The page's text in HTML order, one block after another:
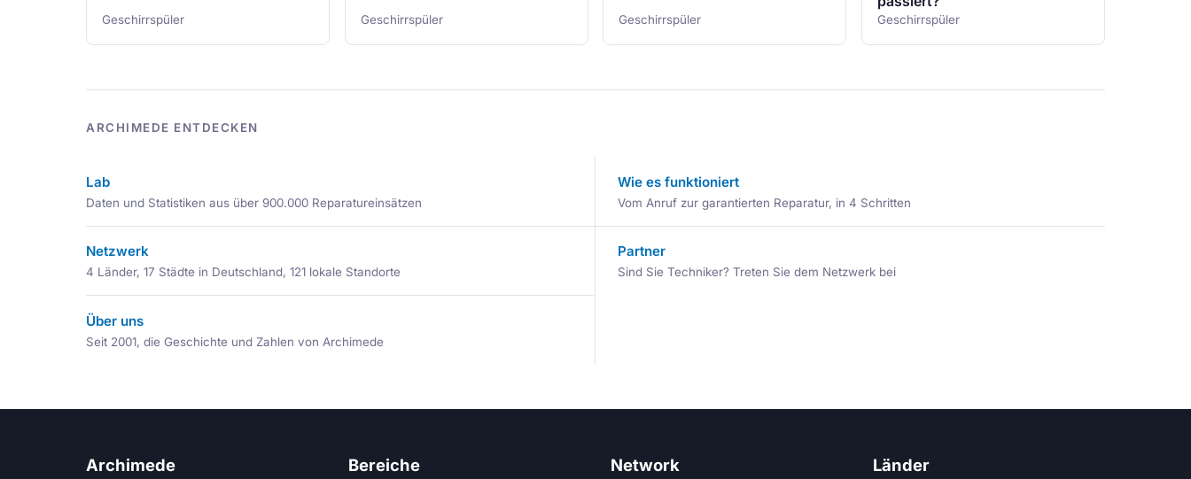
Geschirrspüler Geschirrspüler Geschirrspüler Geschirrspüler
ARCHIMEDE ENTDECKEN
Lab
Daten und Statistiken aus über 900.000 Reparatureinsätzen
Wie es funktioniert
Vom Anruf zur garantierten Reparatur, in 4 Schritten
Netzwerk
4 Länder, 17 Städte in Deutschland, 121 lokale Standorte
Partner
Sind Sie Techniker? Treten Sie dem Netzwerk bei
Über uns
Seit 2001, die Geschichte und Zahlen von Archimede
Archimede Bereiche Network Länder